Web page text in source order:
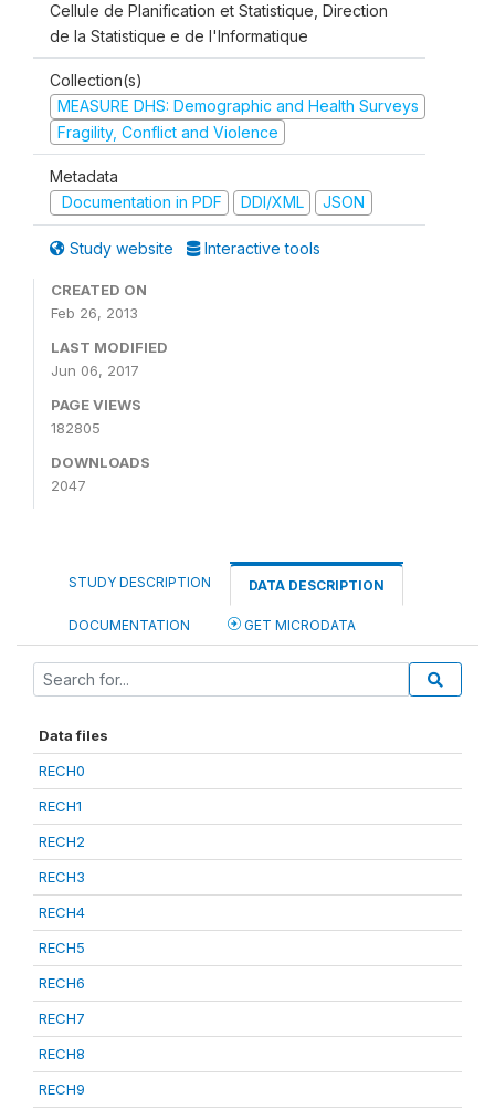
Cellule de Planification et Statistique, Direction
de la Statistique e de l'Informatique
Collection(s)
MEASURE DHS: Demographic and Health Surveys
Fragility, Conflict and Violence
Metadata
Documentation in PDF
DDI/XML JSON
Study website Interactive tools
CREATED ON
Feb 26, 2013
LAST MODIFIED
Jun 06, 2017
PAGE VIEWS
182805
DOWNLOADS
2047
STUDY DESCRIPTION DATA DESCRIPTION
DOCUMENTATION GET MICRODATA
Data files
RECH0
RECH1
RECH2
RECH3
RECH4
RECH5
RECH6
RECH7
RECH8
RECH9